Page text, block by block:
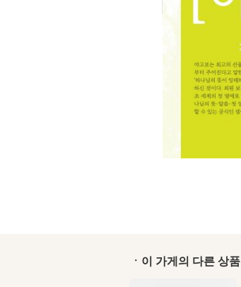
ㆍ이 가게의 다른 상품